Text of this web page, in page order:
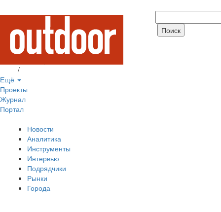
/
Ещё
Проекты
Журнал
Портал
Новости
Аналитика
Инструменты
Интервью
Подрядчики
Рынки
Города